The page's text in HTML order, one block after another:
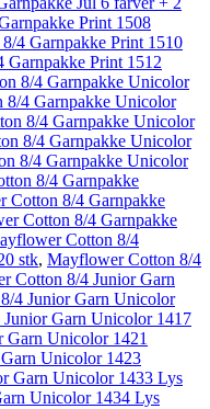
Print 1508
4 Garnpakke Print 1510
Print 1512
8/4 Garnpakke Unicolor
4 Garnpakke Unicolor
8/4 Garnpakke Unicolor
8/4 Garnpakke Unicolor
8/4 Garnpakke Unicolor
8/4 Garnpakke
Cotton 8/4 Garnpakke
Cotton 8/4 Garnpakke
Cotton 8/4
stk, Mayflower Cotton 8/4
Cotton 8/4 Junior Garn
4 Junior Garn Unicolor
Garn Unicolor 1417
Unicolor 1421
Unicolor 1423
Garn Unicolor 1433 Lys
Unicolor 1434 Lys